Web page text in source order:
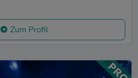
Zum Profil